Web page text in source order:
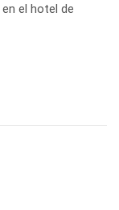
el hotel de